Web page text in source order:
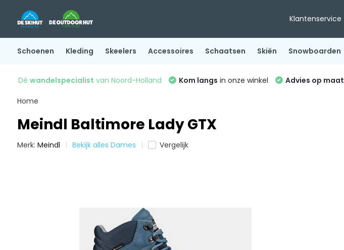
Klantenservice
Schoenen Kleding Skeelers Accessoires Schaatsen Skiën Snowboarden
Dé wandelspecialist van Noord-Holland Kom langs in onze winkel Advies op maat
Home
Meindl Baltimore Lady GTX
Merk: Meindl Bekijk alles Dames Vergelijk